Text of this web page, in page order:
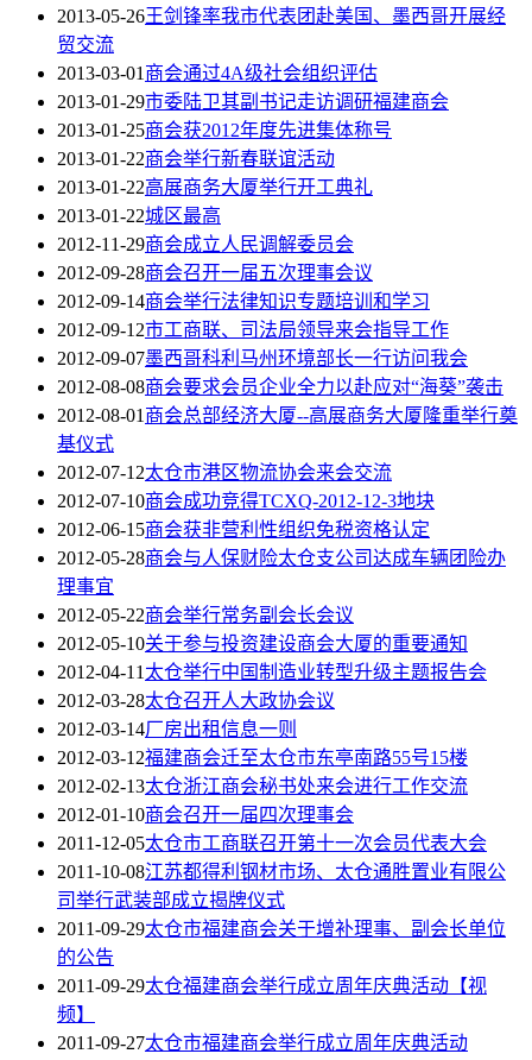
2013-05-26王剑锋率我市代表团赴美国、墨西哥开展经
贸交流
2013-03-01商会通过4A级社会组织评估
2013-01-29市委陆卫其副书记走访调研福建商会
2013-01-25商会获2012年度先进集体称号
2013-01-22商会举行新春联谊活动
2013-01-22高展商务大厦举行开工典礼
2013-01-22城区最高
2012-11-29商会成立人民调解委员会
2012-09-28商会召开一届五次理事会议
2012-09-14商会举行法律知识专题培训和学习
2012-09-12市工商联、司法局领导来会指导工作
2012-09-07墨西哥科利马州环境部长一行访问我会
2012-08-08商会要求会员企业全力以赴应对“海葵”袭击
2012-08-01商会总部经济大厦--高展商务大厦隆重举行奠
基仪式
2012-07-12太仓市港区物流协会来会交流
2012-07-10商会成功竞得TCXQ-2012-12-3地块
2012-06-15商会获非营利性组织免税资格认定
2012-05-28商会与人保财险太仓支公司达成车辆团险办
理事宜
2012-05-22商会举行常务副会长会议
2012-05-10关于参与投资建设商会大厦的重要通知
2012-04-11太仓举行中国制造业转型升级主题报告会
2012-03-28太仓召开人大政协会议
2012-03-14厂房出租信息一则
2012-03-12福建商会迁至太仓市东亭南路55号15楼
2012-02-13太仓浙江商会秘书处来会进行工作交流
2012-01-10商会召开一届四次理事会
2011-12-05太仓市工商联召开第十一次会员代表大会
2011-10-08江苏都得利钢材市场、太仓通胜置业有限公
司举行武装部成立揭牌仪式
2011-09-29太仓市福建商会关于增补理事、副会长单位
的公告
2011-09-29太仓福建商会举行成立周年庆典活动【视
频】
2011-09-27太仓市福建商会举行成立周年庆典活动